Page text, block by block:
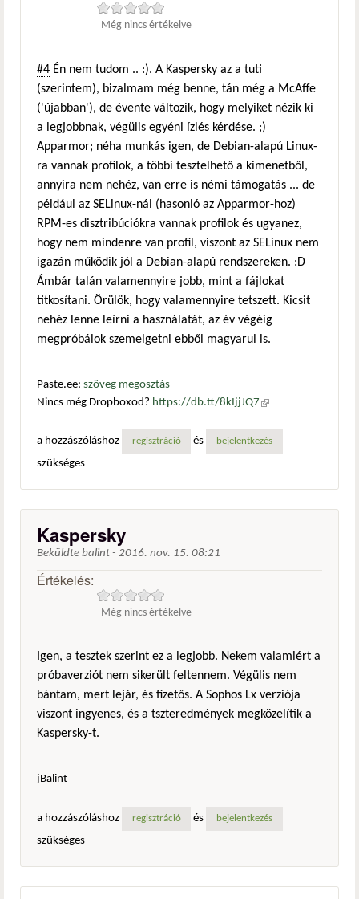
Még nincs értékelve
#4 Én nem tudom .. :). A Kaspersky az a tuti
(szerintem), bizalmam még benne, tán még a McAffe
('újabban'), de évente változik, hogy melyiket nézik ki
a legjobbnak, végülis egyéni ízlés kérdése. ;)
Apparmor; néha munkás igen, de Debian-alapú Linux-
ra vannak profilok, a többi tesztelhető a kimenetből,
annyira nem nehéz, van erre is némi támogatás ... de
például az SELinux-nál (hasonló az Apparmor-hoz)
RPM-es disztribúciókra vannak profilok és ugyanez,
hogy nem mindenre van profil, viszont az SELinux nem
igazán működik jól a Debian-alapú rendszereken. :D
Ámbár talán valamennyire jobb, mint a fájlokat
titkosítani. Örülök, hogy valamennyire tetszett. Kicsit
nehéz lenne leírni a használatát, az év végéig
megpróbálok szemelgetni ebből magyarul is.
Paste.ee: szöveg megosztás
Nincs még Dropboxod? https://db.tt/8kIjjJQ7 (külső
a hozzászóláshoz
regisztráció és bejelentkezés
szükséges
Kaspersky
Beküldte balint - 2016. nov. 15. 08:21
Értékelés:
Még nincs értékelve
Igen, a tesztek szerint ez a legjobb. Nekem valamiért a
próbaverziót nem sikerült feltennem. Végülis nem
bántam, mert lejár, és fizetős. A Sophos Lx verziója
viszont ingyenes, és a tszteredmények megközelítik a
Kaspersky-t.
jBalint
a hozzászóláshoz regisztráció és bejelentkezés
szükséges